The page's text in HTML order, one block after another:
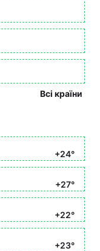
Всі країни
+24°
+27°
+22°
+23°